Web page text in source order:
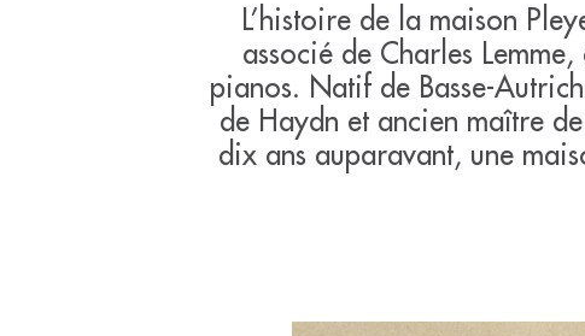
L’histoire de la maison
associé de Charles
pianos. Natif de Basse-
de Haydn et ancien maître
dix ans auparavant, une